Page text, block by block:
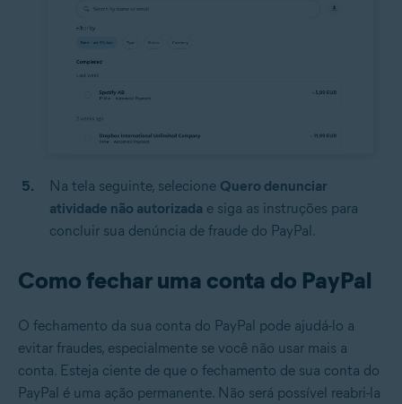
Na tela seguinte, selecione Quero denunciar
atividade não autorizada e siga as instruções para
concluir sua denúncia de fraude do PayPal.
Como fechar uma conta do PayPal
O fechamento da sua conta do PayPal pode ajudá-lo a
evitar fraudes, especialmente se você não usar mais a
conta. Esteja ciente de que o fechamento de sua conta do
PayPal é uma ação permanente. Não será possível reabri-la